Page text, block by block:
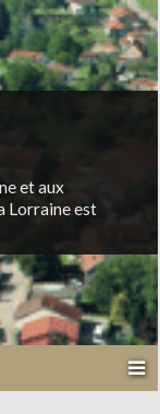
et aux
Lorraine est